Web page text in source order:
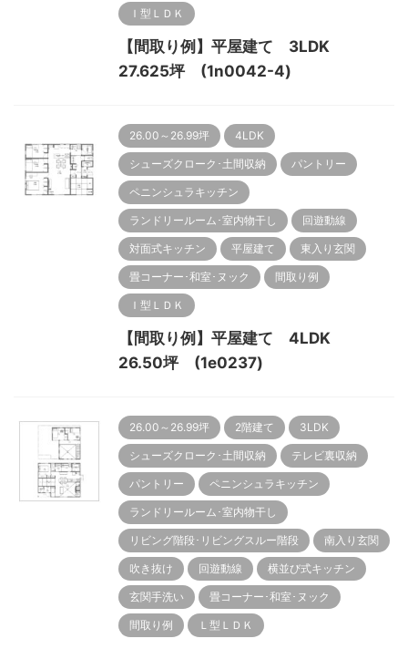
Ｉ型ＬＤＫ
【間取り例】平屋建て 3LDK
27.625坪 (1n0042-4)
26.00～26.99坪 4LDK
シューズクローク･土間収納 パントリー
ペニンシュラキッチン
ランドリールーム･室内物干し 回遊動線
対面式キッチン 平屋建て 東入り玄関
畳コーナー･和室･ヌック 間取り例
Ｉ型ＬＤＫ
【間取り例】平屋建て 4LDK
26.50坪 (1e0237)
26.00～26.99坪 2階建て 3LDK
シューズクローク･土間収納 テレビ裏収納
パントリー ペニンシュラキッチン
ランドリールーム･室内物干し
リビング階段･リビングスルー階段 南入り玄関
吹き抜け 回遊動線 横並び式キッチン
玄関手洗い 畳コーナー･和室･ヌック
間取り例 Ｌ型ＬＤＫ